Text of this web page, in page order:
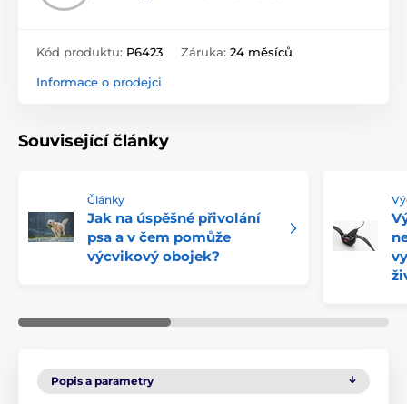
Kód produktu: P6423 Záruka: 24 měsíců
Informace o prodejci
Související články
Články
Jak na úspěšné přivolání
psa a v čem pomůže
výcvikový obojek?
Popis a parametry